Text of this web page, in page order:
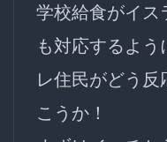
学校給食がイス
も対応するよ
レ住民がどう
こうか！